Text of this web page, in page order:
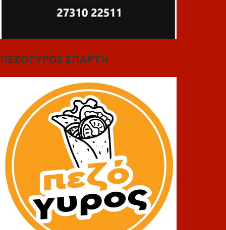
ΠΕΖΟΓΥΡΟΣ ΣΠΑΡΤΗ